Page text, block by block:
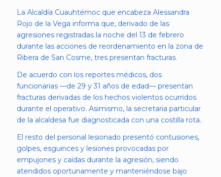
La Alcaldía Cuauhtémoc que encabeza Alessandra
Rojo de la Vega informa que, derivado de las
agresiones registradas la noche del 13 de febrero
durante las acciones de reordenamiento en la zona de
Ribera de San Cosme, tres presentan fracturas.
De acuerdo con los reportes médicos, dos
funcionarias —de 29 y 31 años de edad— presentan
fracturas derivadas de los hechos violentos ocurridos
durante el operativo. Asimismo, la secretaria particular
de la alcaldesa fue diagnosticada con una costilla rota.
El resto del personal lesionado presentó contusiones,
golpes, esguinces y lesiones provocadas por
empujones y caídas durante la agresión, siendo
atendidos oportunamente y manteniéndose bajo